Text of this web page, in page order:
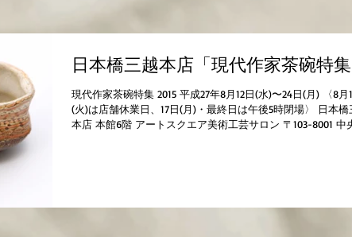
日本橋三越本店「現代作家茶碗特
現代作家茶碗特集 2015 平成27年8月12日(水)〜24日(月) 〈8月
(火)は店舗休業日、17日(月)・最終日は午後5時閉場〉 日本橋
本店 本館6階 アートスクエア美術工芸サロン 〒103-8001 中